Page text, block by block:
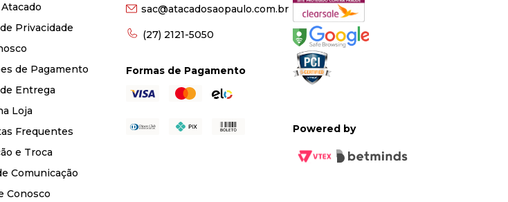
Privacidade
de Pagamento
Entrega
Loja
Frequentes
e Troca
Comunicação
Conosco
sac@atacadosaopaulo.com.br
(27) 2121-5050
Formas de Pagamento
Powered by